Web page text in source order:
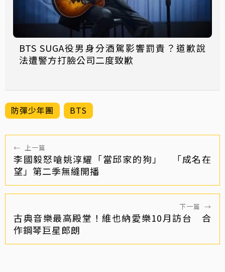
BTS SUGA役男身分酒駕影響罰責？道歉說
法遭警方打臉公司二度致歉
防彈少年團 BTS
← 上一篇
李國毅怒嗆姚淳耀「當邱家的狗」 「成名在
望」第二季無縫開播
下一篇 →
古典音樂最高殿堂！維也納愛樂10月訪台 合
作鋼琴巨星郎朗